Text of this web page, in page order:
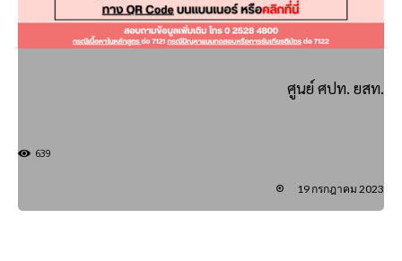
ศูนย์ ศปท. ยสท.
639
19 กรกฎาคม 2023